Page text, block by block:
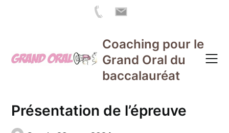
content
Coaching pour le
Grand Oral du
baccalauréat
Présentation de l’épreuve